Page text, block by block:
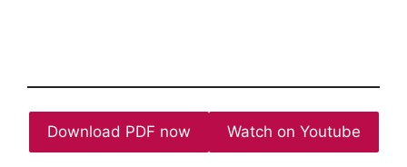
Download PDF now Watch on Youtube